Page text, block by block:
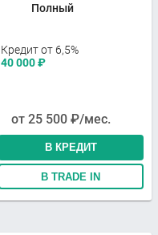
Полный
Кредит от 6,5%
40 000₽
от 25 500 ₽/мес.
В КРЕДИТ
В TRADE IN